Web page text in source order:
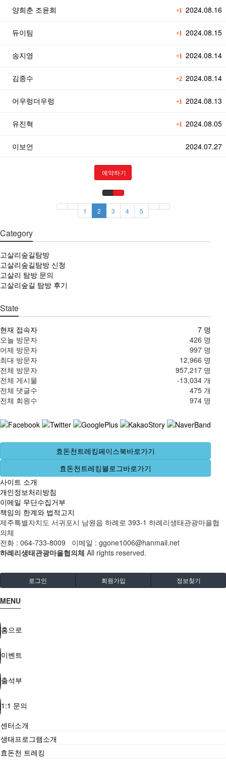
+12024.08.16
양희춘 조윤희
+12024.08.15
듀이팀
+12024.08.14
송지영
+22024.08.14
김종수
+12024.08.13
어우렁더우렁
+12024.08.05
유진혁
2024.07.27
이보언
예약하기
1 2 3 4 5
Category
고살리숲길탐방
고살리숲길탐방 신청
고살리 탐방 문의
고살리숲길 탐방 후기
State
현재 접속자
7 명
오늘 방문자
426 명
어제 방문자
997 명
최대 방문자
12,966 명
전체 방문자
957,217 명
전체 게시물
-13,034 개
전체 댓글수
475 개
전체 회원수
974 명
효돈천트레킹페이스북바로가기
효돈천트레킹블로그바로가기
사이트 소개
개인정보처리방침
이메일 무단수집거부
책임의 한계와 법적고지
제주특별자치도 서귀포시 남원읍 하례로 393-1 하례리생태관광마을협
의체
전화 : 064-733-8009 이메일 : ggone1006@hanmail.net
하례리생태관광마을협의체 All rights reserved.
로그인 회원가입 정보찾기
MENU
홈으로
이벤트
출석부
1:1 문의
센터소개
생태프로그램소개
효돈천 트레킹